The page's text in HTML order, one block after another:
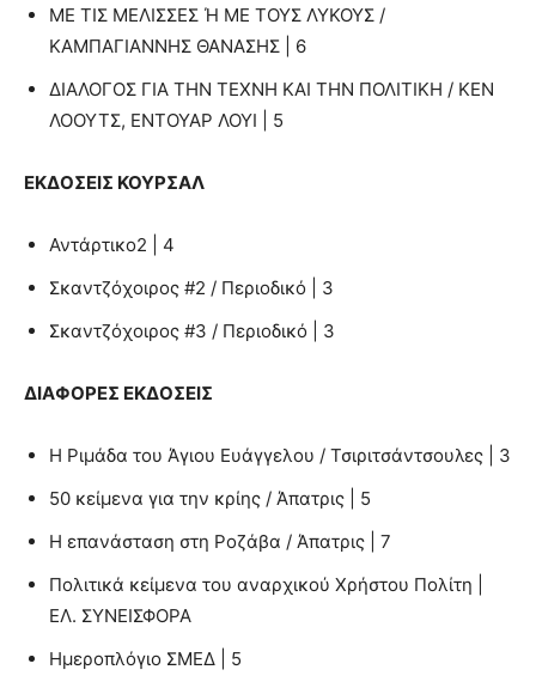
ΜΕ ΤΙΣ ΜΕΛΙΣΣΕΣ Ή ΜΕ ΤΟΥΣ ΛΥΚΟΥΣ /
ΚΑΜΠΑΓΙΑΝΝΗΣ ΘΑΝΑΣΗΣ | 6
ΔΙΑΛΟΓΟΣ ΓΙΑ ΤΗΝ ΤΕΧΝΗ ΚΑΙ ΤΗΝ ΠΟΛΙΤΙΚΗ / ΚΕΝ
ΛΟΟΥΤΣ, ΕΝΤΟΥΑΡ ΛΟΥΙ | 5
ΕΚΔΟΣΕΙΣ ΚΟΥΡΣΑΛ
Αντάρτικο2 | 4
Σκαντζόχοιρος #2 / Περιοδικό | 3
Σκαντζόχοιρος #3 / Περιοδικό | 3
ΔΙΑΦΟΡΕΣ ΕΚΔΟΣΕΙΣ
Η Ριμάδα του Άγιου Ευάγγελου / Τσιριτσάντσουλες | 3
50 κείμενα για την κρίης / Άπατρις | 5
Η επανάσταση στη Ροζάβα / Άπατρις | 7
Πολιτικά κείμενα του αναρχικού Χρήστου Πολίτη |
ΕΛ. ΣΥΝΕΙΣΦΟΡΑ
Ημεροπλόγιο ΣΜΕΔ | 5